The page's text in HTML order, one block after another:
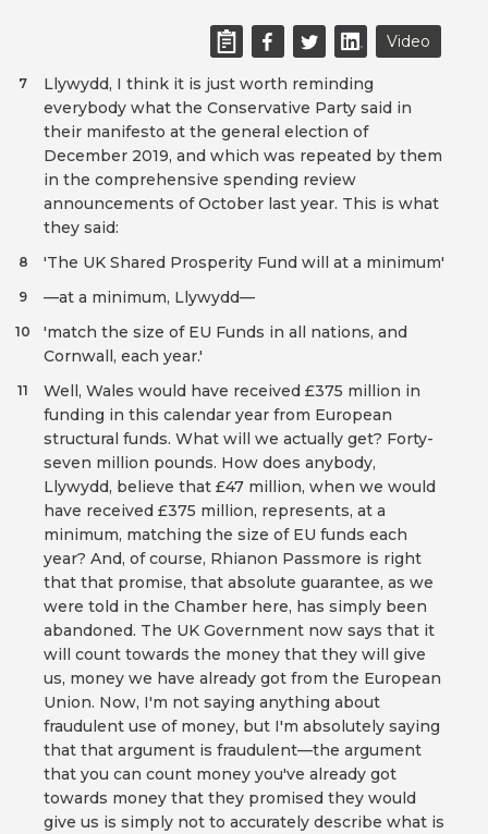
Video
Llywydd, I think it is just worth reminding
everybody what the Conservative Party said in
their manifesto at the general election of
December 2019, and which was repeated by them
in the comprehensive spending review
announcements of October last year. This is what
they said:
7
'The UK Shared Prosperity Fund will at a minimum'
8
—at a minimum, Llywydd—
9
'match the size of EU Funds in all nations, and
Cornwall, each year.'
10
Well, Wales would have received £375 million in
funding in this calendar year from European
structural funds. What will we actually get? Forty-
seven million pounds. How does anybody,
Llywydd, believe that £47 million, when we would
have received £375 million, represents, at a
minimum, matching the size of EU funds each
year? And, of course, Rhianon Passmore is right
that that promise, that absolute guarantee, as we
were told in the Chamber here, has simply been
abandoned. The UK Government now says that it
will count towards the money that they will give
us, money we have already got from the European
Union. Now, I'm not saying anything about
fraudulent use of money, but I'm absolutely saying
that that argument is fraudulent—the argument
that you can count money you've already got
towards money that they promised they would
give us is simply not to accurately describe what is
11